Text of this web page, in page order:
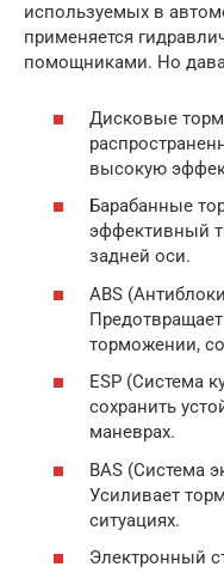
используемых в
применяется
помощниками. Но
Дисковые
высокую
Барабанные
эффективный
задней оси.
ABS
торможении,
ESP (Система
сохранить
маневрах.
BAS (Система
Усиливает
ситуациях.
Электронный